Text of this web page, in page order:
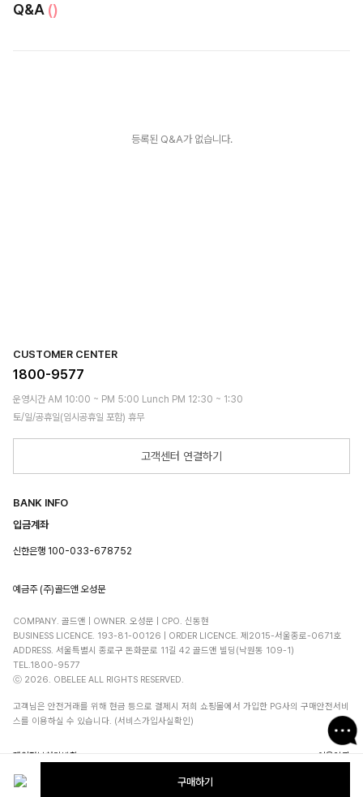
구매하기
Q&A ()
등록된 Q&A가 없습니다.
CUSTOMER CENTER
1800-9577
운영시간 AM 10:00 ~ PM 5:00 Lunch PM 12:30 ~ 1:30
토/일/공휴일(임시공휴일 포함) 휴무
고객센터 연결하기
BANK INFO
입금계좌
신한은행 100-033-678752
예금주 (주)골드앤 오성문
COMPANY. 골드앤 | OWNER. 오성문 | CPO. 신동현
BUSINESS LICENCE. 193-81-00126 | ORDER LICENCE. 제2015-서울종로-0671호
ADDRESS. 서울특별시 종로구 돈화문로 11길 42 골드앤 빌딩(낙원동 109-1)
TEL.1800-9577
ⓒ 2026. OBELEE ALL RIGHTS RESERVED.
고객님은 안전거래를 위해 현금 등으로 결제시 저희 쇼핑몰에서 가입한 PG사의 구매안전서비
스를 이용하실 수 있습니다. (서비스가입사실확인)
개인정보처리방침 이용약관